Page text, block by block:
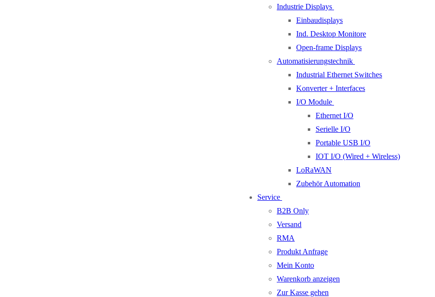
Industrie Displays
Einbaudisplays
Ind. Desktop Monitore
Open-frame Displays
Automatisierungstechnik
Industrial Ethernet Switches
Konverter + Interfaces
I/O Module
Ethernet I/O
Serielle I/O
Portable USB I/O
IOT I/O (Wired + Wireless)
LoRaWAN
Zubehör Automation
Service
B2B Only
Versand
RMA
Produkt Anfrage
Mein Konto
Warenkorb anzeigen
Zur Kasse gehen